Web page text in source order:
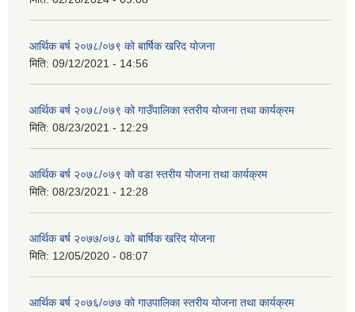
आर्थिक बर्ष २०७८/०७९ को बार्षिक खरिद योजना
मिति: 09/12/2021 - 14:56
आर्थिक बर्ष २०७८/०७९ को गाउँपालिका स्तरीय योजना तथा कार्यक्रम
मिति: 08/23/2021 - 12:29
आर्थिक बर्ष २०७८/०७९ को वडा स्तरीय योजना तथा कार्यक्रम
मिति: 08/23/2021 - 12:28
आर्थिक बर्ष २०७७/०७८ को बार्षिक खरिद योजना
मिति: 12/05/2020 - 08:07
आर्थिक बर्ष २०७६/०७७ को गाउपालिका स्तरीय योजना तथा कार्यक्रम